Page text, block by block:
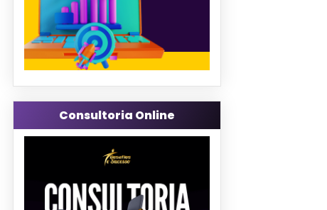
Consultoria Online